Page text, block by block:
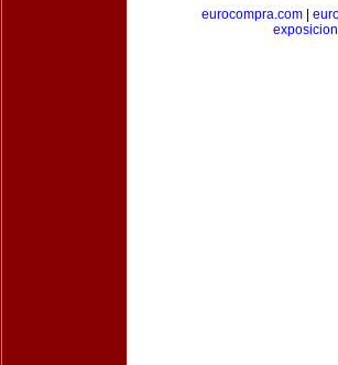
eurocompra.com|